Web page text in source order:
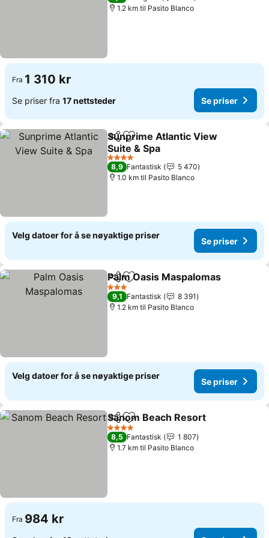
1.2 km til Pasito Blanco
Fra 1 310 kr
Se priser fra 17 nettsteder Se priser
Del Legg til i favoritter
Sunprime Atlantic View
Suite & Spa
Se priser
4 Stjerner
8,9 Fantastisk
5 470
1.0 km til Pasito Blanco
Velg datoer for å se nøyaktige priser
Se priser
Del Legg til i favoritter
Palm Oasis Maspalomas
3 Stjerner
9,1 Fantastisk
8 391
1.2 km til Pasito Blanco
Velg datoer for å se nøyaktige priser
Se priser
Del Legg til i favoritter
Sanom Beach Resort
4 Stjerner
8,5 Fantastisk
1 807
1.7 km til Pasito Blanco
Fra 984 kr